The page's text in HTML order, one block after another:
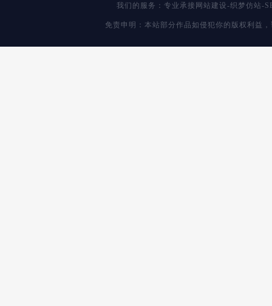
我们的服务：专业承接网站建设-织梦仿站-
免责申明：本站部分作品如侵犯你的版权利益